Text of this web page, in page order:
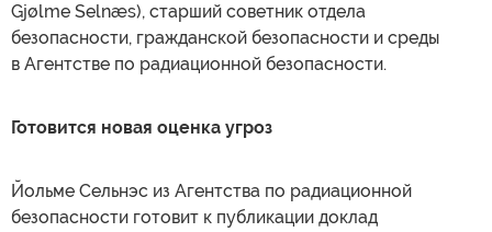
Gjølme Selnæs), старший советник отдела
безопасности, гражданской безопасности и среды
в Агентстве по радиационной безопасности.
Готовится новая оценка угроз
Йольме Сельнэс из Агентства по радиационной
безопасности готовит к публикации доклад